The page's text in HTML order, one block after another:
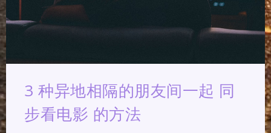
夜间模式
3 种异地相隔的朋友间一起 同
步看电影 的方法